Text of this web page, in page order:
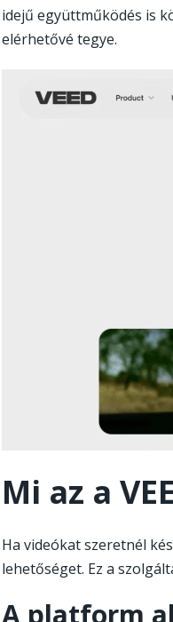
idejű együttműködés is
elérhetővé tegye.
Mi az a
Ha videókat szeretnél
lehetőséget. Ez a
A platform